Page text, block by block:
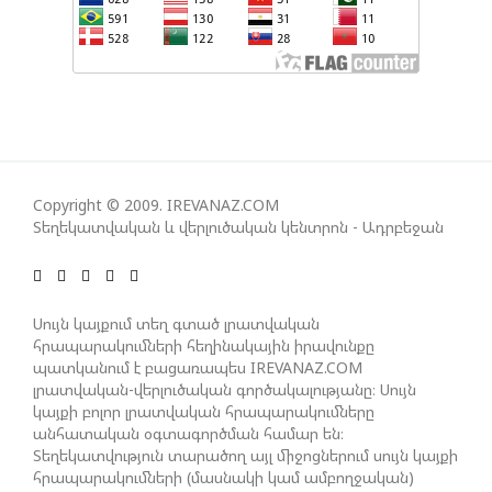
ԻՐԱԿԱՆԱՑՈՒՄԸ
ՄԻԽԵԻԼ ԿԱՎԵԼԱՇՎԻԼԻ. ԱԴՐԲԵՋԱՆԸ, ԹՈՒՐՔԻԱՆ,
ՉԻՆԱՍՏԱՆԸ ԲԱՐՁՐ ԵՆ ԳՆԱՀԱՏՈՒՄ ՎՐԱՍՏԱՆԻ
ՉԵՉԵԼԱՇՎԻԼԻՆ ԱԴՐԲԵՋԱՆ-ԳԵՐՄԱՆԻԱ ԵՐԿԿՈՂՄ
ՌԱԶՄԱՎԱՐԱԿԱՆ ԳՈՐԾԸՆԿԵՐՈՒԹՅԱՆ ՄԱՍԻՆ
ՈՒԿՐԱԻՆԱՅՈՒՄ ԱԴՐԲԵՋԱՆԱԿԱՆ ՍՓՅՈՒՌՔԻ
Copyright © 2009. IREVANAZ.COM
Տեղեկատվական և վերլուծական կենտրոն - Ադրբեջան
Սույն կայքում տեղ գտած լրատվական
հրապարակումների հեղինակային իրավունքը
պատկանում է բացառապես IREVANAZ.COM
լրատվական-վերլուծական գործակալությանը։ Սույն
կայքի բոլոր լրատվական հրապարակումները
անհատական օգտագործման համար են։
Տեղեկատվություն տարածող այլ միջոցներում սույն կայքի
հրապարակումների (մասնակի կամ ամբողջական)